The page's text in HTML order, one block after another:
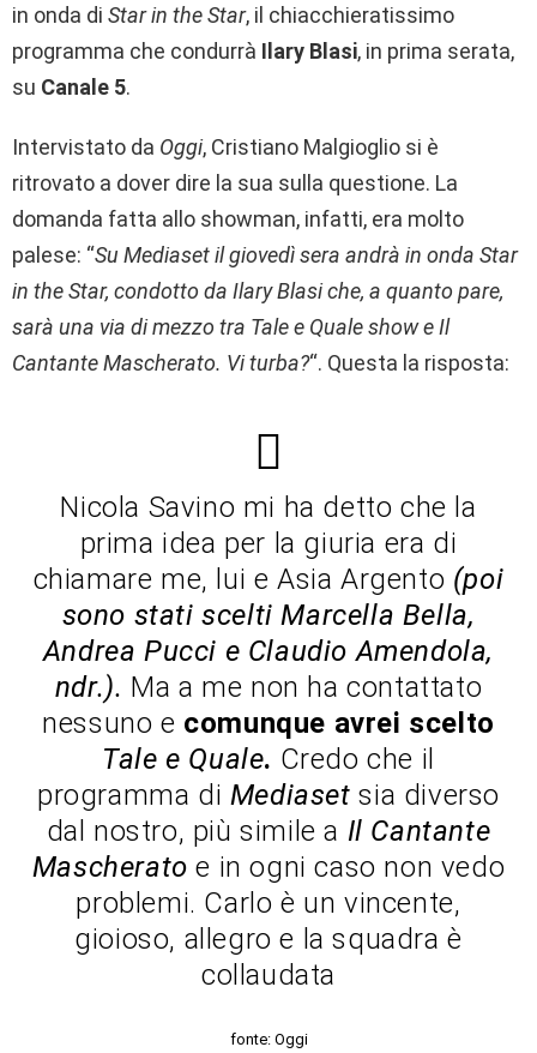
in onda di Star in the Star, il chiacchieratissimo
programma che condurrà Ilary Blasi, in prima serata,
su Canale 5.
Intervistato da Oggi, Cristiano Malgioglio si è
ritrovato a dover dire la sua sulla questione. La
domanda fatta allo showman, infatti, era molto
palese: “Su Mediaset il giovedì sera andrà in onda Star
in the Star, condotto da Ilary Blasi che, a quanto pare,
sarà una via di mezzo tra Tale e Quale show e Il
Cantante Mascherato. Vi turba?“. Questa la risposta:
Nicola Savino mi ha detto che la
prima idea per la giuria era di
chiamare me, lui e Asia Argento (poi
sono stati scelti Marcella Bella,
Andrea Pucci e Claudio Amendola,
ndr.). Ma a me non ha contattato
nessuno e comunque avrei scelto
Tale e Quale. Credo che il
programma di Mediaset sia diverso
dal nostro, più simile a Il Cantante
Mascherato e in ogni caso non vedo
problemi. Carlo è un vincente,
gioioso, allegro e la squadra è
collaudata
fonte: Oggi